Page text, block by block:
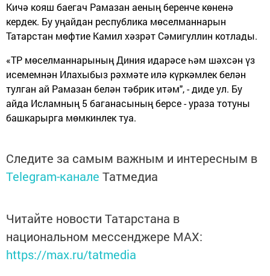
Кичә кояш баегач Рамазан аеның беренче көненә
кердек. Бу уңайдан республика мөселманнарын
Татарстан мөфтие Камил хәзрәт Сәмигуллин котлады.
«ТР мөселманнарының Диния идарәсе һәм шәхсән үз
исемемнән Илахыбыз рәхмәте илә күркәмлек белән
тулган ай Рамазан белән тәбрик итәм", - диде ул. Бу
айда Исламның 5 баганасының берсе - ураза тотуны
башкарырга мөмкинлек туа.
Следите за самым важным и интересным в
Telegram-канале Татмедиа
Читайте новости Татарстана в
национальном мессенджере MАХ:
https://max.ru/tatmedia